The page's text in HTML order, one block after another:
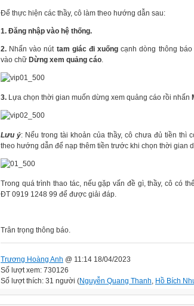
Để thực hiện các thầy, cô làm theo hướng dẫn sau:
1. Đăng nhập vào hệ thống.
2. Nhấn vào nút tam giác đi xuống cạnh dòng thông
vào chữ Dừng xem quảng cáo.
3. Lựa chọn thời gian muốn dừng xem quảng cáo rồi nhấn
Lưu ý: Nếu trong tài khoản của thầy, cô chưa đủ tiền thì
theo hướng dẫn để nạp thêm tiền trước khi chọn thời gian
Trong quá trình thao tác, nếu gặp vấn đề gì, thầy, cô có
ĐT 0919 1248 99 để được giải đáp.
Trân trọng thông báo.
Trương Hoàng Anh @ 11:14 18/04/2023
Số lượt xem: 730126
Số lượt thích: 31 người (Nguyễn Quang Thanh Hồ Bích